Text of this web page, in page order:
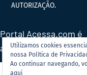
Utilizamos cookies
nossa Política de
Ao continuar navegando,
aqui
AUTORIZAÇÃO.
Portal Acessa.com é
associado ao